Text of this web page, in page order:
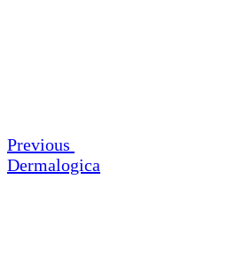
Previous
Dermalogica